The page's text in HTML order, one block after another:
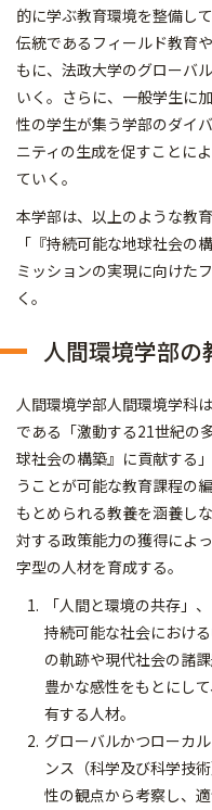
的に学ぶ教育環境を整備し
伝統であるフィールド教育
もに、法政大学のグローバ
いく。さらに、一般学生に
性の学生が集う学部のダイ
ニティの生成を促すことに
ていく。
本学部は、以上のような教
「『持続可能な地球社会の
ミッションの実現に向けた
く。
人間環境学部の
人間環境学部人間環境学科
である「激動する21世紀の
球社会の構築』に貢献する
うことが可能な教育課程の
もとめられる教養を涵養し
対する政策能力の獲得によ
字型の人材を育成する。
「人間と環境の共存」
持続可能な社会におけ
の軌跡や現代社会の諸
豊かな感性をもとにし
有する人材。
グローバルかつローカ
ンス（科学及び科学技
性の観点から考察し、